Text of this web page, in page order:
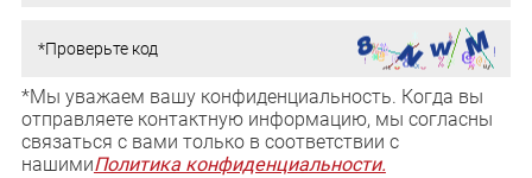
*Мы уважаем вашу конфиденциальность. Когда вы
отправляете контактную информацию, мы согласны
связаться с вами только в соответствии с
нашимиПолитика конфиденциальности.